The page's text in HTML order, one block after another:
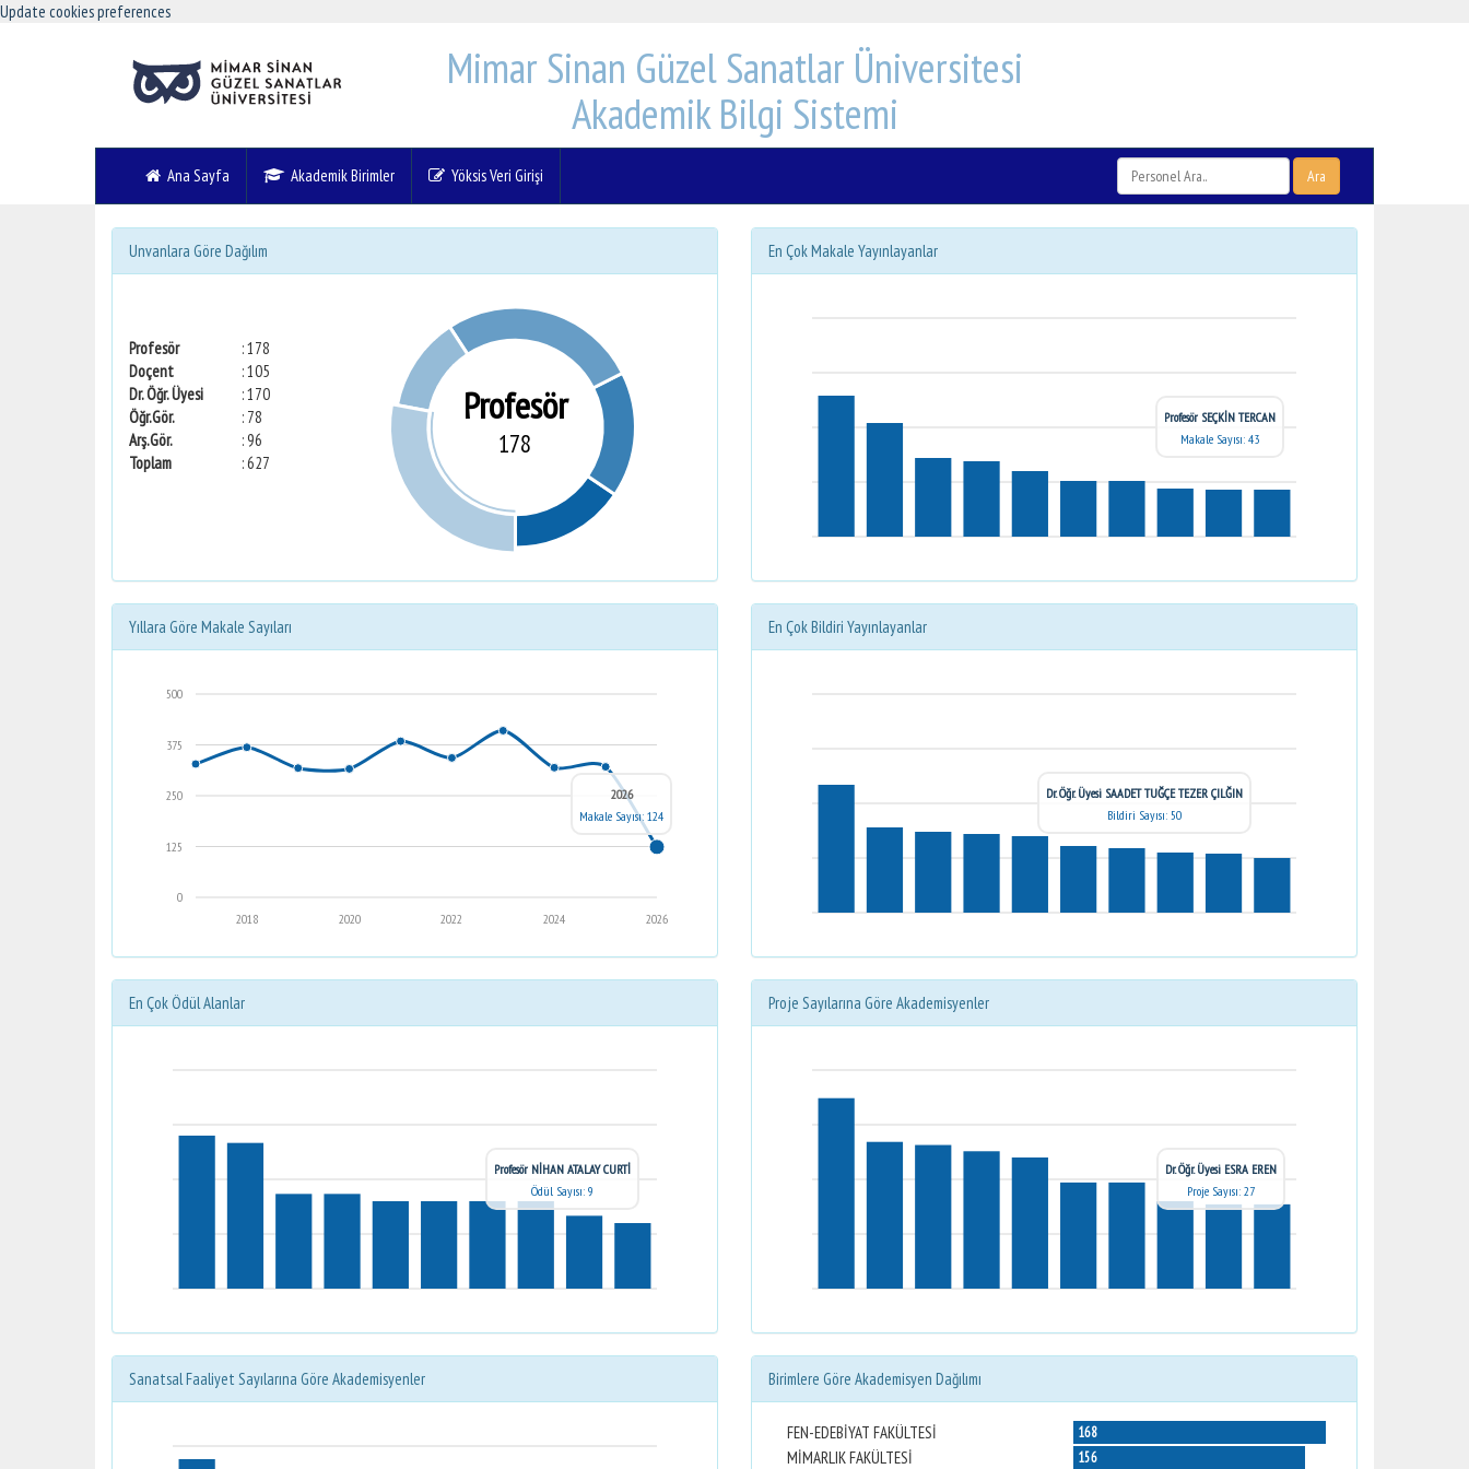
Update cookies preferences
Mimar Sinan Güzel Sanatlar Üniversitesi
Akademik Bilgi Sistemi
Ana Sayfa Akademik Birimler Yöksis Veri Girişi Ara
Unvanlara Göre Dağılım
Profesör
: 178
Doçent
: 105
Dr. Öğr. Üyesi
: 170
Öğr.Gör.
: 78
Arş.Gör.
: 96
Toplam
: 627
Profesör
178
En Çok Makale Yayınlayanlar
Profesör SEÇKİN TERCAN
Makale Sayısı: 43
Yıllara Göre Makale Sayıları
0
125
250
375
500
2026
2024
2022
2020
2018
2026
Makale Sayısı: 124
En Çok Bildiri Yayınlayanlar
Dr. Öğr. Üyesi SAADET TUĞÇE TEZER ÇILĞIN
Bildiri Sayısı: 50
En Çok Ödül Alanlar
Profesör NİHAN ATALAY CURTİ
Ödül Sayısı: 9
Proje Sayılarına Göre Akademisyenler
Dr. Öğr. Üyesi ESRA EREN
Proje Sayısı: 27
Sanatsal Faaliyet Sayılarına Göre Akademisyenler Birimlere Göre Akademisyen Dağılımı
FEN-EDEBİYAT FAKÜLTESİ
MİMARLIK FAKÜLTESİ
168
156